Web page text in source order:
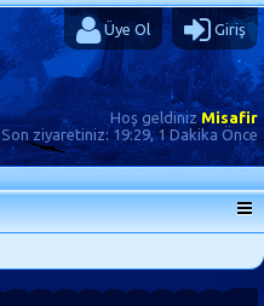
Üye Ol Giriş
Hoş geldinizMisafir
Son ziyaretiniz: 19:29, 1 Dakika Önce